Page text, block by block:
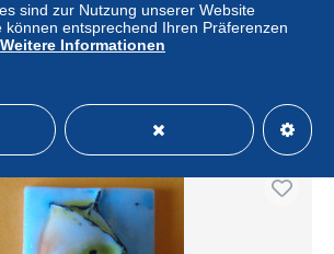
MINIONS 2
± 0,52 $
Privatperson
sind zur Nutzung unserer Website
entsprechend Ihren Präferenzen
Weitere Informationen